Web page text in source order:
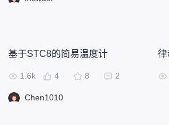
基于STC8的简易温度计
1.6k 4 8 2
Chen1010